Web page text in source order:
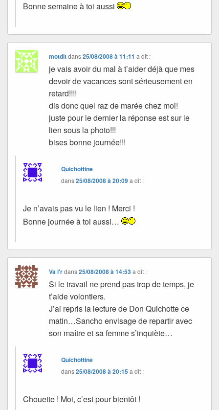
Bonne semaine à toi aussi
motditdans25/08/2008 à 11:11 a dit :
je vais avoir du mal à t’aider déjà que mes
devoir de vacances sont sérieusement en
retard!!!!
dis donc quel raz de marée chez moi!
juste pour le dernier la réponse est sur le
lien sous la photo!!!
bises bonne journée!!!
Quichottine
dans25/08/2008 à 20:09a dit :
Je n’avais pas vu le lien ! Merci !
Bonne journée à toi aussi…
Va l'rdans25/08/2008 à 14:53 a dit :
Si le travail ne prend pas trop de temps, je
t’aide volontiers.
J’ai repris la lecture de Don Quichotte ce
matin…Sancho envisage de repartir avec
son maître et sa femme s’inquiète…
Quichottine
dans25/08/2008 à 20:15a dit :
Chouette ! Moi, c’est pour bientôt !